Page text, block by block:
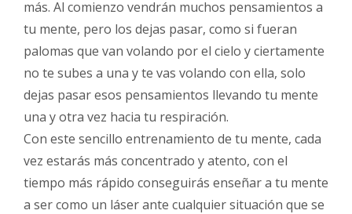
más. Al comienzo vendrán muchos pensamientos a
tu mente, pero los dejas pasar, como si fueran
palomas que van volando por el cielo y ciertamente
no te subes a una y te vas volando con ella, solo
dejas pasar esos pensamientos llevando tu mente
una y otra vez hacia tu respiración.
Con este sencillo entrenamiento de tu mente, cada
vez estarás más concentrado y atento, con el
tiempo más rápido conseguirás enseñar a tu mente
a ser como un láser ante cualquier situación que se